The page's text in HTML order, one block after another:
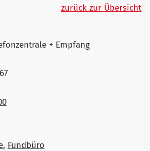
zurück zur Übersicht
+ Empfang
, Fundbüro